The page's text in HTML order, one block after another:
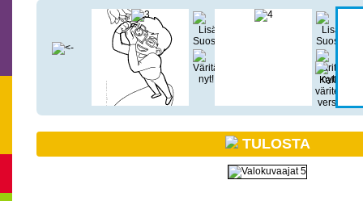
TULOSTA